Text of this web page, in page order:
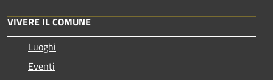
VIVERE IL COMUNE
Luoghi
Eventi